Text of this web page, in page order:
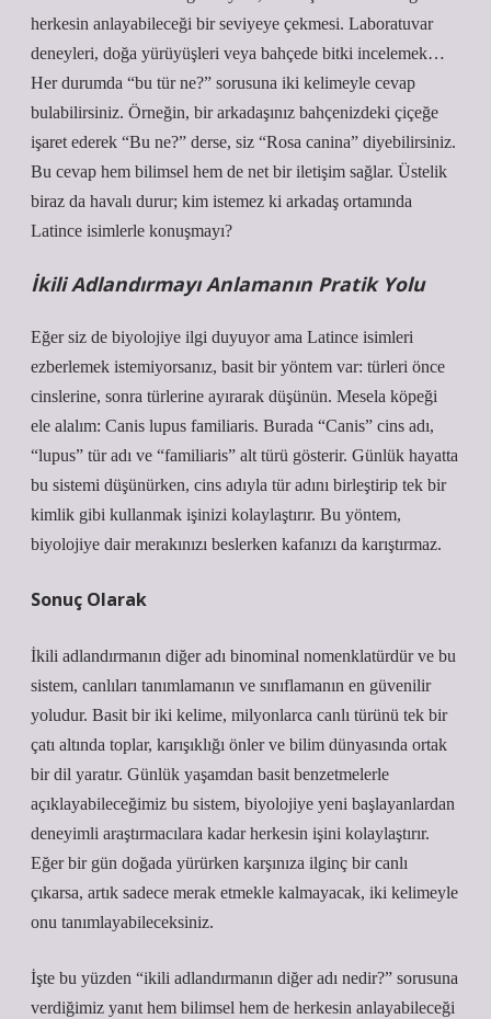
herkesin anlayabileceği bir seviyeye çekmesi. Laboratuvar
deneyleri, doğa yürüyüşleri veya bahçede bitki incelemek…
Her durumda “bu tür ne?” sorusuna iki kelimeyle cevap
bulabilirsiniz. Örneğin, bir arkadaşınız bahçenizdeki çiçeğe
işaret ederek “Bu ne?” derse, siz “Rosa canina” diyebilirsiniz.
Bu cevap hem bilimsel hem de net bir iletişim sağlar. Üstelik
biraz da havalı durur; kim istemez ki arkadaş ortamında
Latince isimlerle konuşmayı?
İkili Adlandırmayı Anlamanın Pratik Yolu
Eğer siz de biyolojiye ilgi duyuyor ama Latince isimleri
ezberlemek istemiyorsanız, basit bir yöntem var: türleri önce
cinslerine, sonra türlerine ayırarak düşünün. Mesela köpeği
ele alalım: Canis lupus familiaris. Burada “Canis” cins adı,
“lupus” tür adı ve “familiaris” alt türü gösterir. Günlük hayatta
bu sistemi düşünürken, cins adıyla tür adını birleştirip tek bir
kimlik gibi kullanmak işinizi kolaylaştırır. Bu yöntem,
biyolojiye dair merakınızı beslerken kafanızı da karıştırmaz.
Sonuç Olarak
İkili adlandırmanın diğer adı binominal nomenklatürdür ve bu
sistem, canlıları tanımlamanın ve sınıflamanın en güvenilir
yoludur. Basit bir iki kelime, milyonlarca canlı türünü tek bir
çatı altında toplar, karışıklığı önler ve bilim dünyasında ortak
bir dil yaratır. Günlük yaşamdan basit benzetmelerle
açıklayabileceğimiz bu sistem, biyolojiye yeni başlayanlardan
deneyimli araştırmacılara kadar herkesin işini kolaylaştırır.
Eğer bir gün doğada yürürken karşınıza ilginç bir canlı
çıkarsa, artık sadece merak etmekle kalmayacak, iki kelimeyle
onu tanımlayabileceksiniz.
İşte bu yüzden “ikili adlandırmanın diğer adı nedir?” sorusuna
verdiğimiz yanıt hem bilimsel hem de herkesin anlayabileceği